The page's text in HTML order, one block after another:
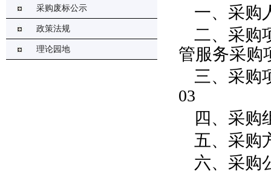
采购废标公示
政策法规
理论园地
一、采购
二、采购
管服务采购
三、采购
03
四、采购
五、采购
六、采购